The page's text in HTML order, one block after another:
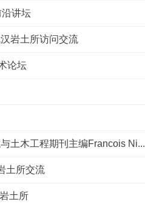
讲坛
岩土所访问交流
论坛
土木工程期刊主编Francois Ni...
土所交流
土所